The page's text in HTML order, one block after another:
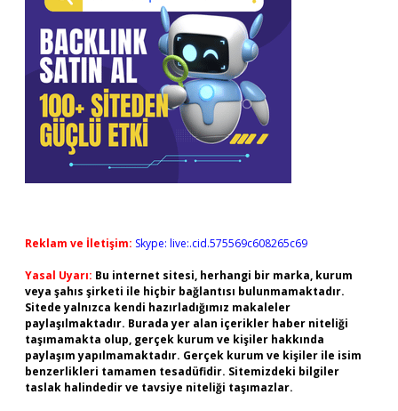
Reklam ve İletişim: Skype: live:.cid.575569c608265c69
Yasal Uyarı: Bu internet sitesi, herhangi bir marka, kurum
veya şahıs şirketi ile hiçbir bağlantısı bulunmamaktadır.
Sitede yalnızca kendi hazırladığımız makaleler
paylaşılmaktadır. Burada yer alan içerikler haber niteliği
taşımamakta olup, gerçek kurum ve kişiler hakkında
paylaşım yapılmamaktadır. Gerçek kurum ve kişiler ile isim
benzerlikleri tamamen tesadüfidir. Sitemizdeki bilgiler
taslak halindedir ve tavsiye niteliği taşımazlar.